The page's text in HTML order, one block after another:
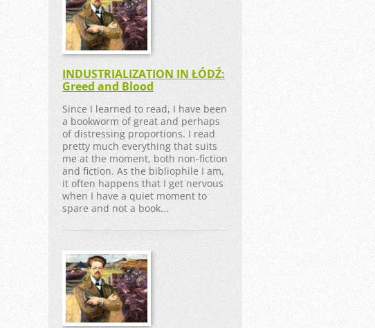
INDUSTRIALIZATION IN ŁÓDŹ:
Greed and Blood
Since I learned to read, I have been
a bookworm of great and perhaps
of distressing proportions. I read
pretty much everything that suits
me at the moment, both non-fiction
and fiction. As the bibliophile I am,
it often happens that I get nervous
when I have a quiet moment to
spare and not a book...